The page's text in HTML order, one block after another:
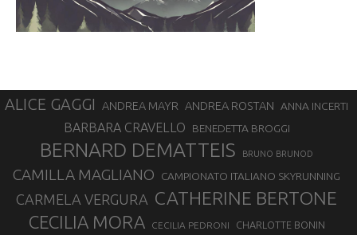
ALICE GAGGI ANDREA MAYR ANDREA ROSTAN ANNA INCERTI
BARBARA CRAVELLO BENEDETTA BROGGI
BERNARD DEMATTEIS BRUNO BRUNOD
CAMILLA MAGLIANO CAMPIONATO ITALIANO SKYRUNNING
CARMELA VERGURA CATHERINE BERTONE
CECILIA MORA CECILIA PEDRONI CHARLOTTE BONIN